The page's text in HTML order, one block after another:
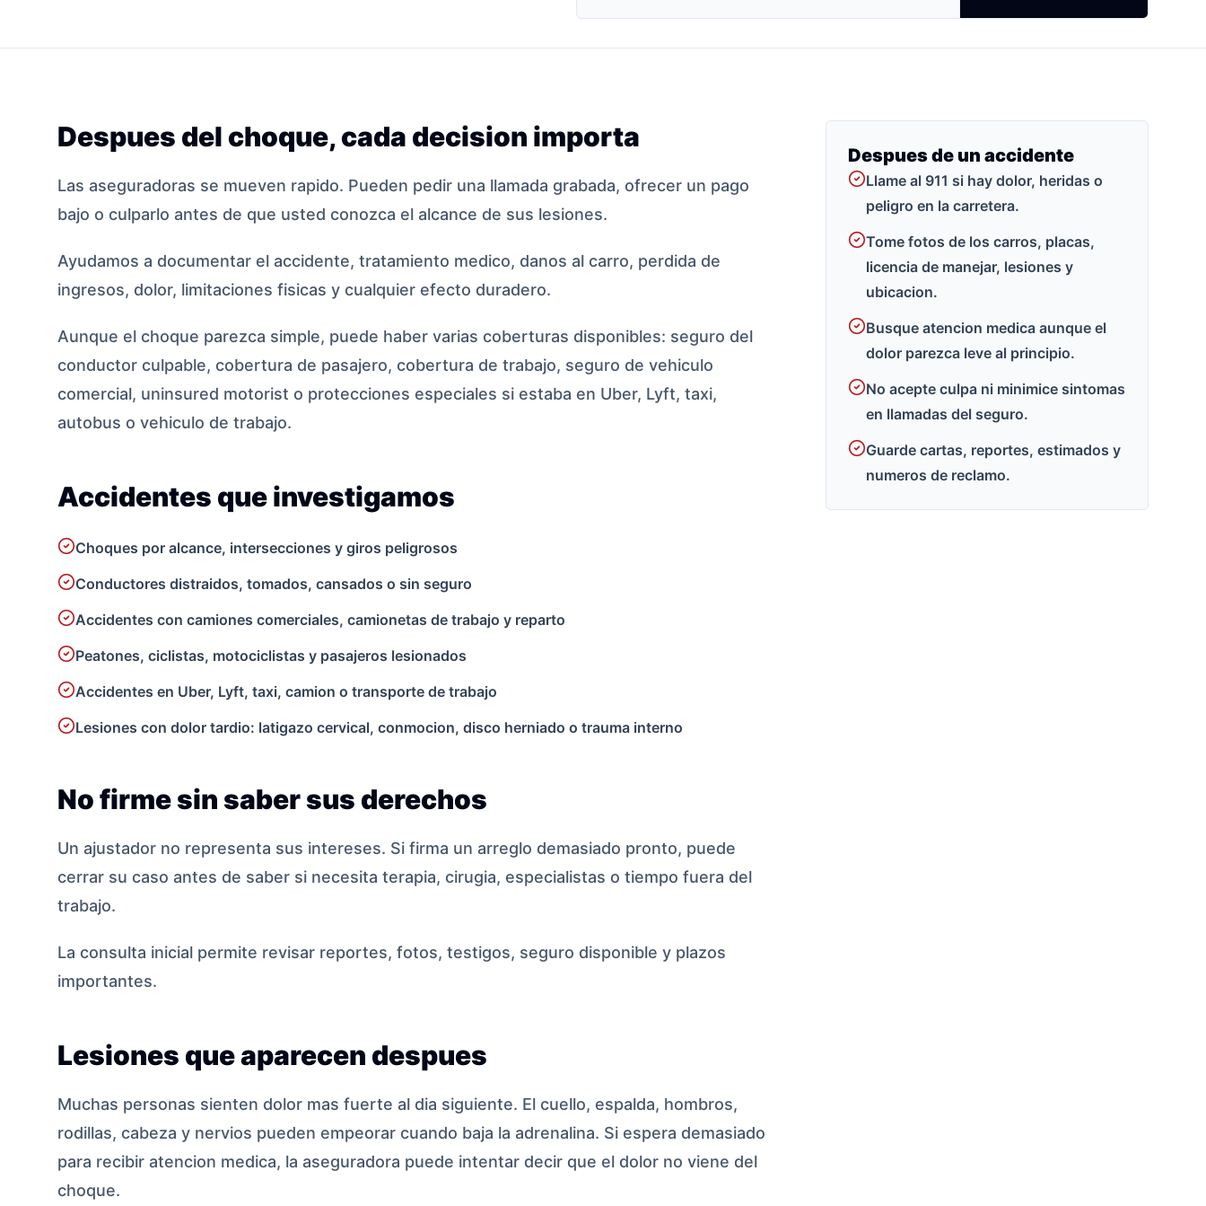
Despues del choque, cada decision importa
Las aseguradoras se mueven rapido. Pueden pedir una llamada grabada, ofrecer un pago
bajo o culparlo antes de que usted conozca el alcance de sus lesiones.
Ayudamos a documentar el accidente, tratamiento medico, danos al carro, perdida de
ingresos, dolor, limitaciones fisicas y cualquier efecto duradero.
Aunque el choque parezca simple, puede haber varias coberturas disponibles: seguro del
conductor culpable, cobertura de pasajero, cobertura de trabajo, seguro de vehiculo
comercial, uninsured motorist o protecciones especiales si estaba en Uber, Lyft, taxi,
autobus o vehiculo de trabajo.
Accidentes que investigamos
Choques por alcance, intersecciones y giros peligrosos
Conductores distraidos, tomados, cansados o sin seguro
Accidentes con camiones comerciales, camionetas de trabajo y reparto
Peatones, ciclistas, motociclistas y pasajeros lesionados
Accidentes en Uber, Lyft, taxi, camion o transporte de trabajo
Lesiones con dolor tardio: latigazo cervical, conmocion, disco herniado o trauma interno
No firme sin saber sus derechos
Un ajustador no representa sus intereses. Si firma un arreglo demasiado pronto, puede
cerrar su caso antes de saber si necesita terapia, cirugia, especialistas o tiempo fuera del
trabajo.
La consulta inicial permite revisar reportes, fotos, testigos, seguro disponible y plazos
importantes.
Lesiones que aparecen despues
Muchas personas sienten dolor mas fuerte al dia siguiente. El cuello, espalda, hombros,
rodillas, cabeza y nervios pueden empeorar cuando baja la adrenalina. Si espera demasiado
para recibir atencion medica, la aseguradora puede intentar decir que el dolor no viene del
choque.
Despues de un accidente
Llame al 911 si hay dolor, heridas o
peligro en la carretera.
Tome fotos de los carros, placas,
licencia de manejar, lesiones y
ubicacion.
Busque atencion medica aunque el
dolor parezca leve al principio.
No acepte culpa ni minimice sintomas
en llamadas del seguro.
Guarde cartas, reportes, estimados y
numeros de reclamo.